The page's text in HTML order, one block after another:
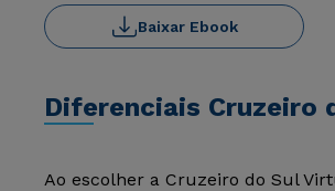
Baixar Ebook
Diferenciais Cruzeiro
Ao escolher a Cruzeiro do Sul